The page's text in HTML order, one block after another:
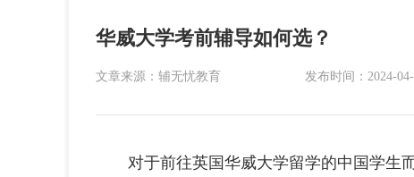
华威大学考前辅导如何选？
文章来源：辅无忧教育 发布时间：2024-
对于前往英国华威大学留学的中国学生